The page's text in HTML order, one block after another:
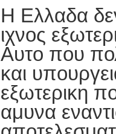
Η Ελλαδα
ιχνος
Αυτο που
και
εξωτερικη
αμυνα